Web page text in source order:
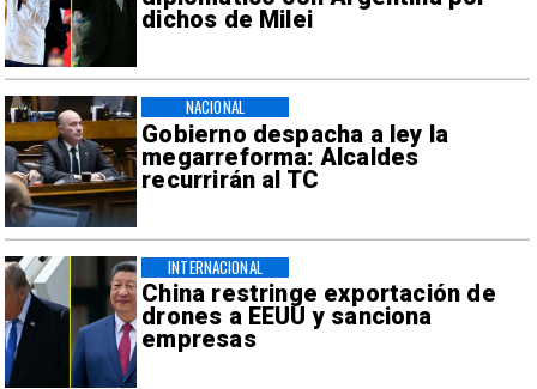
dichos de Milei
Gobierno despacha a ley la
megarreforma: Alcaldes
recurrirán al TC
NACIONAL
China restringe exportación de
drones a EEUU y sanciona
empresas
INTERNACIONAL